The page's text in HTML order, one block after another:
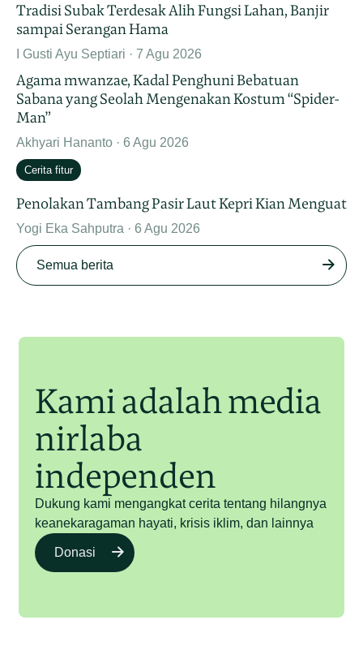
Tradisi Subak Terdesak Alih Fungsi Lahan, Banjir
sampai Serangan Hama
I Gusti Ayu Septiari 7 Agu 2026
Agama mwanzae, Kadal Penghuni Bebatuan
Sabana yang Seolah Mengenakan Kostum “Spider-
Man”
Akhyari Hananto 6 Agu 2026
Cerita fitur
Penolakan Tambang Pasir Laut Kepri Kian Menguat
Yogi Eka Sahputra 6 Agu 2026
Semua berita
Kami adalah media
nirlaba
independen
Dukung kami mengangkat cerita tentang hilangnya
keanekaragaman hayati, krisis iklim, dan lainnya
Donasi